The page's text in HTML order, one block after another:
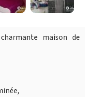
maison de